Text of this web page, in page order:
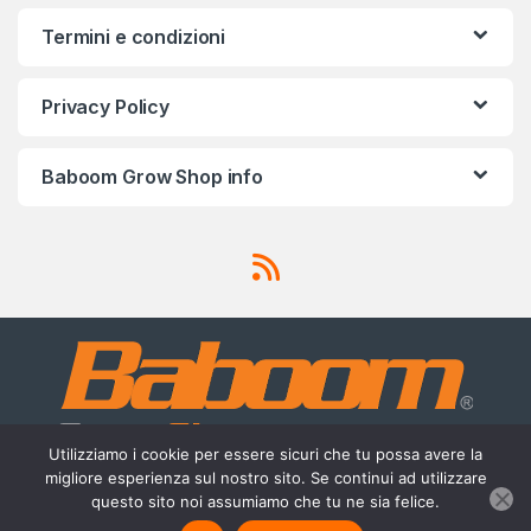
Termini e condizioni
Privacy Policy
Baboom Grow Shop info
Scrivici su Whatsapp
3756420488
Utilizziamo i cookie per essere sicuri che tu possa avere la
migliore esperienza sul nostro sito. Se continui ad utilizzare
questo sito noi assumiamo che tu ne sia felice.